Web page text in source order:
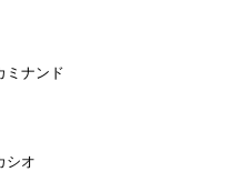
ミナンド
シオ